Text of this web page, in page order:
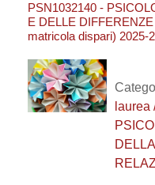
PSN1032140 -
E DELLE
matricola dispari) 2025-
laurea